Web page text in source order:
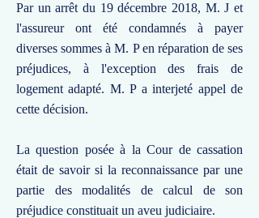
Par un arrêt du 19 décembre 2018, M. J et
l'assureur ont été condamnés à payer
diverses sommes à M. P en réparation de ses
préjudices, à l'exception des frais de
logement adapté. M. P a interjeté appel de
cette décision.
La question posée à la Cour de cassation
était de savoir si la reconnaissance par une
partie des modalités de calcul de son
préjudice constituait un aveu judiciaire.